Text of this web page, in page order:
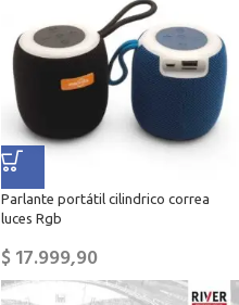
Parlante portátil cilindrico correa
luces Rgb
$17.999,90